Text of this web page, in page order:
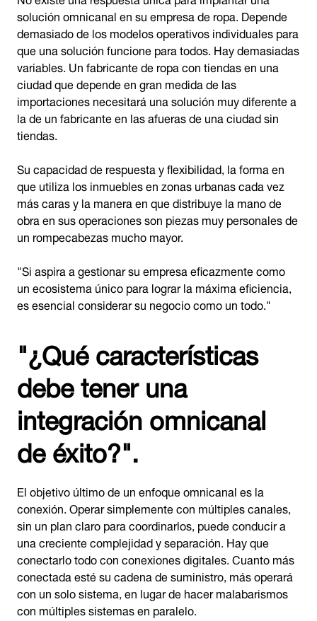
solución omnicanal en su empresa de ropa. Depende
demasiado de los modelos operativos individuales para
que una solución funcione para todos. Hay demasiadas
variables. Un fabricante de ropa con tiendas en una
ciudad que depende en gran medida de las
importaciones necesitará una solución muy diferente a
la de un fabricante en las afueras de una ciudad sin
tiendas.
Su capacidad de respuesta y flexibilidad, la forma en
que utiliza los inmuebles en zonas urbanas cada vez
más caras y la manera en que distribuye la mano de
obra en sus operaciones son piezas muy personales de
un rompecabezas mucho mayor.
"Si aspira a gestionar su empresa eficazmente como
un ecosistema único para lograr la máxima eficiencia,
es esencial considerar su negocio como un todo."
"¿Qué características
debe tener una
integración omnicanal
de éxito?".
El objetivo último de un enfoque omnicanal es la
conexión. Operar simplemente con múltiples canales,
sin un plan claro para coordinarlos, puede conducir a
una creciente complejidad y separación. Hay que
conectarlo todo con conexiones digitales. Cuanto más
conectada esté su cadena de suministro, más operará
con un solo sistema, en lugar de hacer malabarismos
con múltiples sistemas en paralelo.